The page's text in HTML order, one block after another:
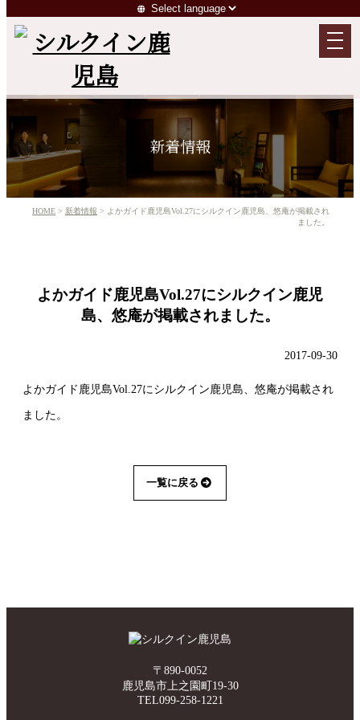
新着情報
HOME > 新着情報 > よかガイド鹿児島Vol.27にシルクイン鹿児島、悠庵が掲載され
ました。
よかガイド鹿児島Vol.27にシルクイン鹿児
島、悠庵が掲載されました。
2017-09-30
よかガイド鹿児島Vol.27にシルクイン鹿児島、悠庵が掲載され
ました。
一覧に戻る
〒890-0052
鹿児島市上之園町19-30
TEL099-258-1221